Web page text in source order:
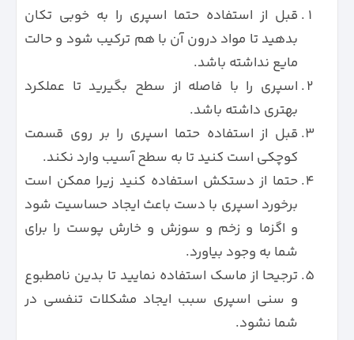
قبل از استفاده حتما اسپری را به خوبی تکان
بدهید تا مواد درون آن با هم ترکیب شود و حالت
مایع نداشته باشد.
اسپری را با فاصله از سطح بگیرید تا عملکرد
بهتری داشته باشد.
قبل از استفاده حتما اسپری را بر روی قسمت
کوچکی است کنید تا به سطح آسیب وارد نکند.
حتما از دستکش استفاده کنید زیرا ممکن است
برخورد اسپری با دست باعث ایجاد حساسیت شود
و اگزما و زخم و سوزش و خارش پوست را برای
شما به وجود بیاورد.
ترجیحا از ماسک استفاده نمایید تا بدین نامطبوع
و سنی اسپری سبب ایجاد مشکلات تنفسی در
شما نشود.